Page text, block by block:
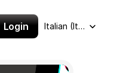
Login
Select Language
Italian (Italy)